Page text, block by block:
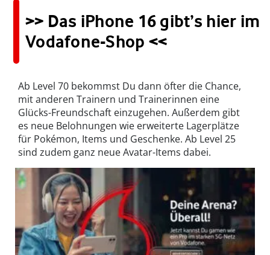
>> Das iPhone 16 gibt’s hier im
Vodafone-Shop <<
Ab Level 70 bekommst Du dann öfter die Chance,
mit anderen Trainern und Trainerinnen eine
Glücks-Freundschaft einzugehen. Außerdem gibt
es neue Belohnungen wie erweiterte Lagerplätze
für Pokémon, Items und Geschenke. Ab Level 25
sind zudem ganz neue Avatar-Items dabei.